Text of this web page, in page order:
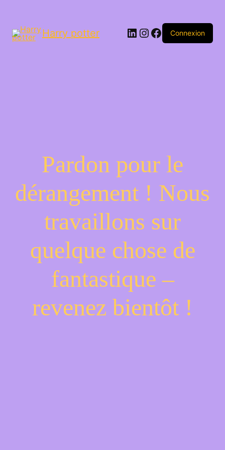
Harry potter LinkedIn
Instagram
Facebook
Connexion
Pardon pour le
dérangement ! Nous
travaillons sur
quelque chose de
fantastique –
revenez bientôt !